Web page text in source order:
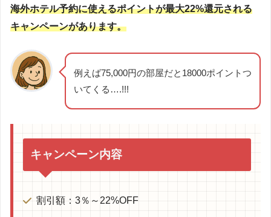
海外ホテル予約に使えるポイントが最大22%還元される
キャンペーンがあります。
例えば75,000円の部屋だと18000ポイントつ
いてくる….!!!
キャンペーン内容
割引額：3％～22%OFF